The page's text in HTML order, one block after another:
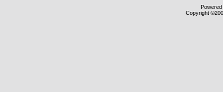
Copyright